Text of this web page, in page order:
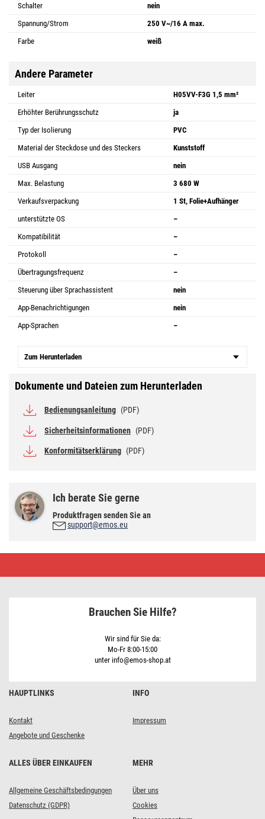
Schalter
nein
Spannung/Strom
250 V~/16 A max.
Farbe
weiß
Andere Parameter
Leiter
H05VV-F3G 1,5 mm²
Erhöhter Berührungsschutz
ja
Typ der Isolierung
PVC
Material der Steckdose und des Steckers
Kunststoff
USB Ausgang
nein
Max. Belastung
3 680 W
Verkaufsverpackung
1 St, Folie+Aufhänger
unterstützte OS
–
Kompatibilität
–
Protokoll
–
Übertragungsfrequenz
–
Steuerung über Sprachassistent
nein
App-Benachrichtigungen
nein
App-Sprachen
–
Zum Herunterladen
Dokumente und Dateien zum Herunterladen
Bedienungsanleitung (PDF)
Sicherheitsinformationen (PDF)
Konformitätserklärung (PDF)
Ich berate Sie gerne
Produktfragen senden Sie an
support@emos.eu
HAUPTLINKS
Kontakt
Angebote und Geschenke
INFO
Impressum
ALLES ÜBER EINKAUFEN
Allgemeine Geschäftsbedingungen
Datenschutz (GDPR)
MEHR
Über uns
Cookies
Brauchen Sie Hilfe?
Wir sind für Sie da:
Mo-Fr 8:00-15:00
unter info@emos-shop.at